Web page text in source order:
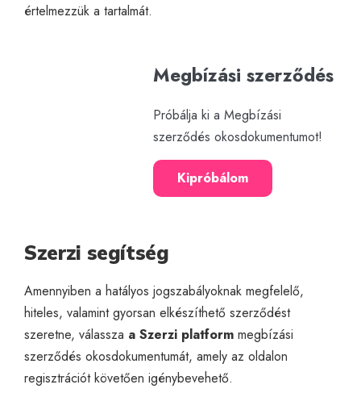
értelmezzük a tartalmát.
Megbízási szerződés
Próbálja ki a Megbízási
szerződés okosdokumentumot!
Kipróbálom
Szerzi segítség
Amennyiben a hatályos jogszabályoknak megfelelő,
hiteles, valamint gyorsan elkészíthető szerződést
szeretne, válassza a Szerzi platform megbízási
szerződés okosdokumentumát, amely az oldalon
regisztrációt követően igénybevehető.